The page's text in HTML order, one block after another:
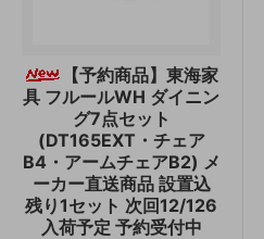
【予約商品】東海家
具 フルールWH ダイニン
グ7点セット
(DT165EXT・チェア
B4・アームチェアB2) メ
ーカー直送商品 設置込
残り1セット 次回12/126
入荷予定 予約受付中